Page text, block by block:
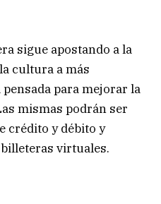
sigue apostando a la
cultura a más
para mejorar la
mismas podrán ser
crédito y débito y
virtuales.